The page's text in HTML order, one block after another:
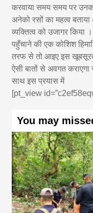
करवाया समय समय पर
अनेको रसों का महत्व
व्यक्तित्व को उजागर किया
पहुँचाने की एक कोशिश
तरफ से तो आइए इस
ऐसी बातों से अवगत
साथ इस प्रयास में
[pt_view
You may